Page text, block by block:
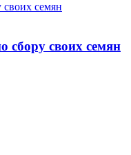
своих семян
сбору своих семян